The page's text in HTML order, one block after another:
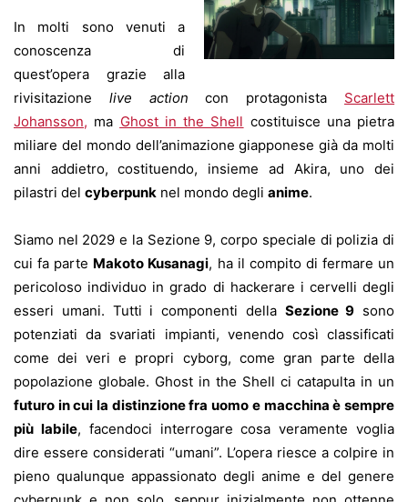
In molti sono venuti a
conoscenza di
quest’opera grazie alla
rivisitazione live action con protagonista Scarlett
Johansson, ma Ghost in the Shell costituisce una pietra
miliare del mondo dell’animazione giapponese già da molti
anni addietro, costituendo, insieme ad Akira, uno dei
pilastri del cyberpunk nel mondo degli anime.
Siamo nel 2029 e la Sezione 9, corpo speciale di polizia di
cui fa parte Makoto Kusanagi, ha il compito di fermare un
pericoloso individuo in grado di hackerare i cervelli degli
esseri umani. Tutti i componenti della Sezione 9 sono
potenziati da svariati impianti, venendo così classificati
come dei veri e propri cyborg, come gran parte della
popolazione globale. Ghost in the Shell ci catapulta in un
futuro in cui la distinzione fra uomo e macchina è sempre
più labile, facendoci interrogare cosa veramente voglia
dire essere considerati “umani”. L’opera riesce a colpire in
pieno qualunque appassionato degli anime e del genere